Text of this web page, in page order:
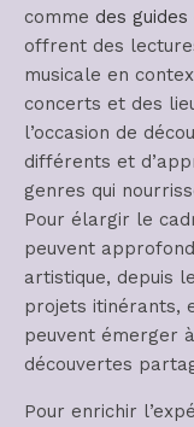
comme des
offrent des
musicale en
concerts et des
l’occasion de
différents et
genres qui
Pour élargir le
peuvent
artistique, depuis
projets itinérants,
peuvent émerger
découvertes
Pour enrichir